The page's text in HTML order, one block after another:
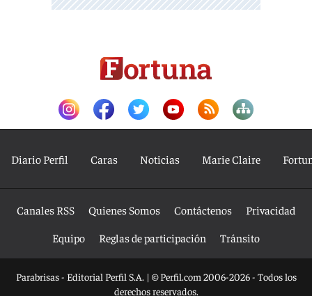
Diario Perfil Caras Noticias Marie Claire
Canales RSS Quienes Somos Contáctenos
Privacidad
Equipo
Reglas de participación Tránsito
Parabrisas - Editorial Perfil S.A. | © Perfil.com 2006-2026 - Todos los
derechos reservados.